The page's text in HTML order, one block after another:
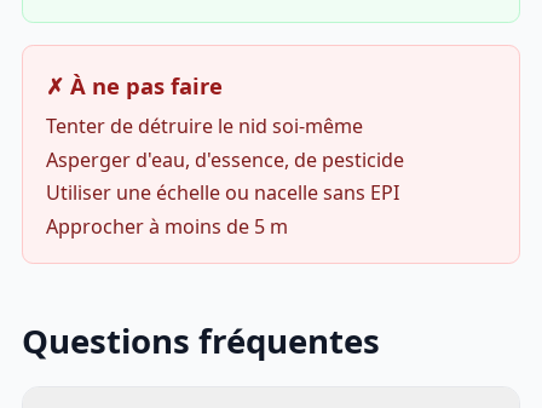
✗ À ne pas faire
Tenter de détruire le nid soi-même
Asperger d'eau, d'essence, de pesticide
Utiliser une échelle ou nacelle sans EPI
Approcher à moins de 5 m
Questions fréquentes